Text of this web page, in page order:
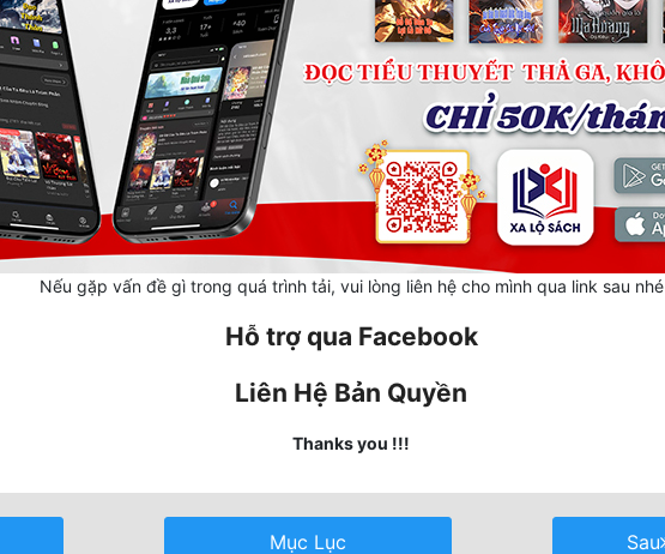
Nếu gặp vấn đề gì trong quá trình tải, vui lòng liên hệ cho mình qua link sau nhé
Hỗ trợ qua Facebook
Liên Hệ Bản Quyền
Thanks you !!!
Mục Lục Sau